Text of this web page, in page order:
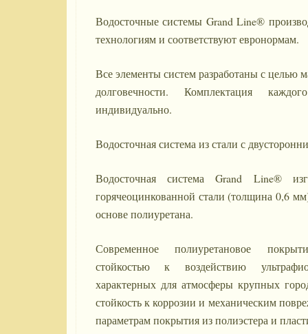
Водосточные системы Grand Line®
технологиям и соответствуют евронормам.
Все элементы систем разработаны с целью
долговечности. Комплектация
индивидуально.
Водосточная система из стали с
Водосточная система Grand Line®
горячеоцинкованной стали (толщина 0,6
основе полиуретана.
Современное полиуретановое
стойкостью к воздействию
характерных для атмосферы крупных
стойкость к коррозии и механическим
параметрам покрытия из полиэстера и